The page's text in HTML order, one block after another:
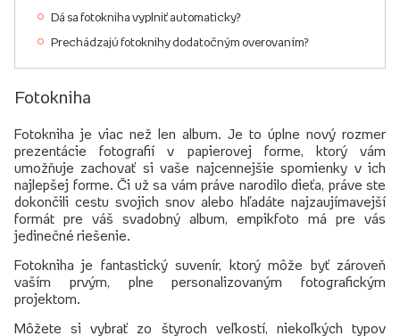
Dá sa fotokniha vyplniť automaticky?
Prechádzajú fotoknihy dodatočným overovaním?
Fotokniha
Fotokniha je viac než len album. Je to úplne nový rozmer
prezentácie fotografií v papierovej forme, ktorý vám
umožňuje zachovať si vaše najcennejšie spomienky v ich
najlepšej forme. Či už sa vám práve narodilo dieťa, práve ste
dokončili cestu svojich snov alebo hľadáte najzaujímavejší
formát pre váš svadobný album, empikfoto má pre vás
jedinečné riešenie.
Fotokniha je fantastický suvenír, ktorý môže byť zároveň
vaším prvým, plne personalizovaným fotografickým
projektom.
Môžete si vybrať zo štyroch veľkostí, niekoľkých typov